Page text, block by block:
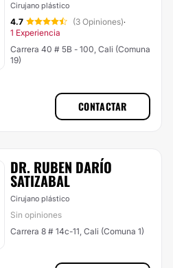
Cirujano plástico
4.7 (3 Opiniones)·
1 Experiencia
Carrera 40 # 5B - 100, Cali (Comuna
19)
CONTACTAR
DR. RUBEN DARÍO
SATIZABAL
Cirujano plástico
Sin opiniones
Carrera 8 # 14c-11, Cali (Comuna 1)